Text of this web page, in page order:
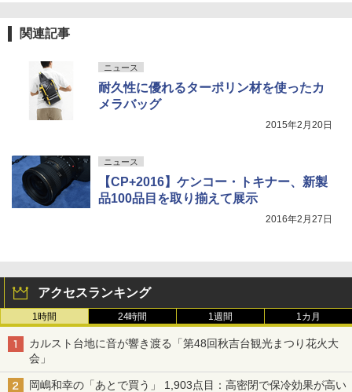
関連記事
ニュース
耐久性に優れるターポリン材を使ったカ
メラバッグ
2015年2月20日
ニュース
【CP+2016】ケンコー・トキナー、新製
品100品目を取り揃えて展示
2016年2月27日
アクセスランキング
1時間 24時間 1週間 1カ月
カルスト台地に音が響き渡る「第48回秋吉台観光まつり花火大
会」
岡嶋和幸の「あとで買う」 1,903点目：高密閉で保冷効果が高い